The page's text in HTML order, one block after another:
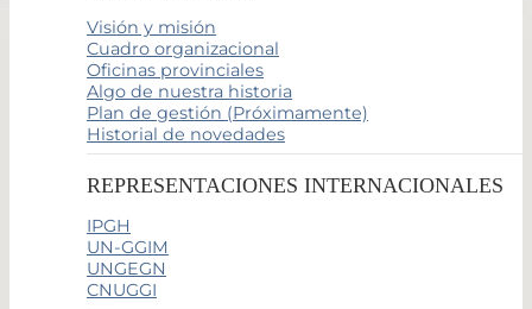
Visión y misión
Cuadro organizacional
Oficinas provinciales
Algo de nuestra historia
Plan de gestión (Próximamente)
Historial de novedades
REPRESENTACIONES INTERNACIONALES
IPGH
UN-GGIM
UNGEGN
CNUGGI